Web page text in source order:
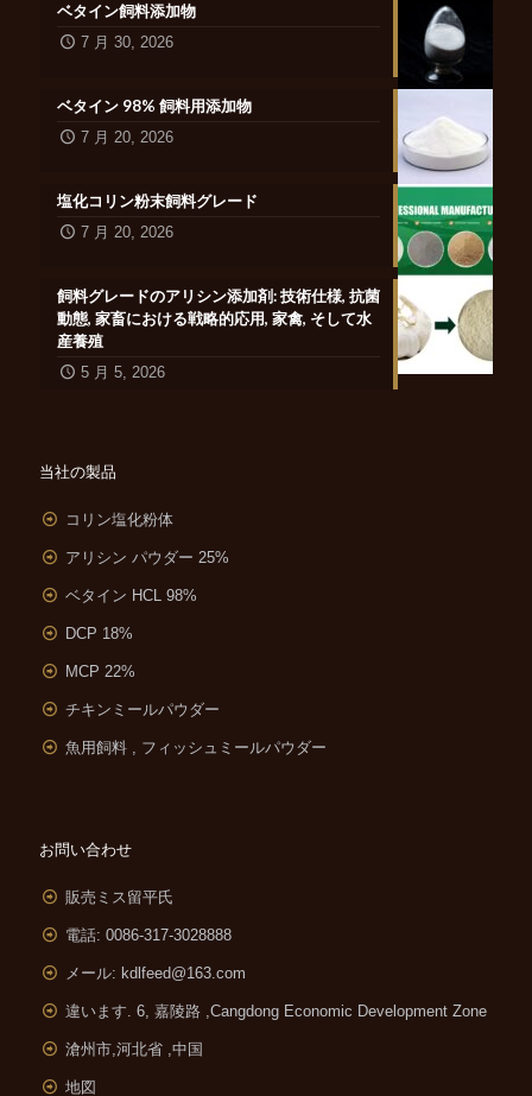
ベタイン飼料添加物
7 月 30, 2026
ベタイン 98% 飼料用添加物
7 月 20, 2026
塩化コリン粉末飼料グレード
7 月 20, 2026
飼料グレードのアリシン添加剤: 技術仕様, 抗菌
動態, 家畜における戦略的応用, 家禽, そして水
産養殖
5 月 5, 2026
当社の製品
コリン塩化粉体
アリシン パウダー 25%
ベタイン HCL 98%
DCP 18%
MCP 22%
チキンミールパウダー
魚用飼料 , フィッシュミールパウダー
お問い合わせ
販売ミス留平氏
電話: 0086-317-3028888
メール: kdlfeed@163.com
違います. 6, 嘉陵路 ,Cangdong Economic Development Zone
滄州市,河北省 ,中国
地図